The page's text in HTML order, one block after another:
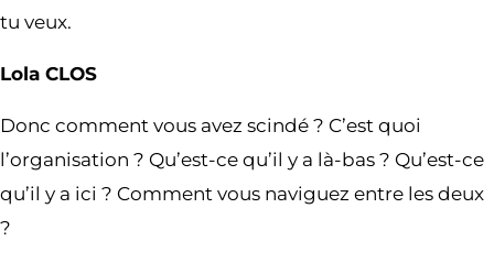
tu veux.
Lola CLOS
Donc comment vous avez scindé ? C’est quoi
l’organisation ? Qu’est-ce qu’il y a là-bas ? Qu’est-ce
qu’il y a ici ? Comment vous naviguez entre les deux
?